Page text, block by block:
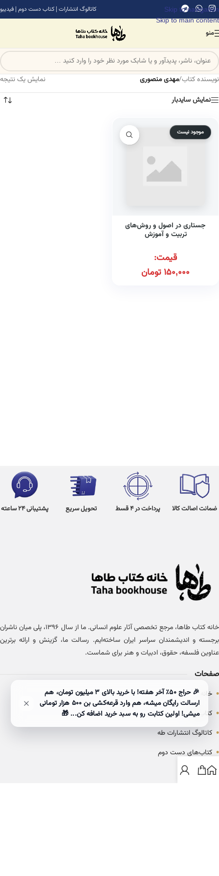
Skip to navigation
Skip to main content
کاتالوگ انتشارات | کتاب دست دوم | فیدیبو
منو
نویسنده کتاب/مهدی منصوری
نمایش یک نتیجه
نمایش سایدبار
موجود نیست
جستاری در اصول و روش‌های
تربیت و آموزش
قیمت:
150,000تومان
ضمانت اصالت کالا پرداخت در 4 قسط تحویل سریع پشتیبانی 24 ساعته
خانه کتاب طاها، مرجع تخصصی آثار علوم انسانی. ما از سال ۱۳۹۶، پلی میان ناشران
برجسته و اندیشمندان سراسر ایران ساخته‌ایم. رسالت ما، گزینش و ارائه برترین
عناوین فلسفه، حقوق، ادبیات و هنر برای شماست.
صفحات
• خانه
• کتاب‌ها
• کاتالوگ انتشارات طه
• کتاب‌های دست دوم
• بلاگ
🎉 حراج ۵۰٪ آخر هفته! با خرید بالای 3 میلیون تومان، هم
ارسالت رایگان میشه، هم وارد قرعه‌کشی بن ۵۰۰ هزار تومانی
میشی! اولین کتابت رو به سبد خرید اضافه کن... 🎁